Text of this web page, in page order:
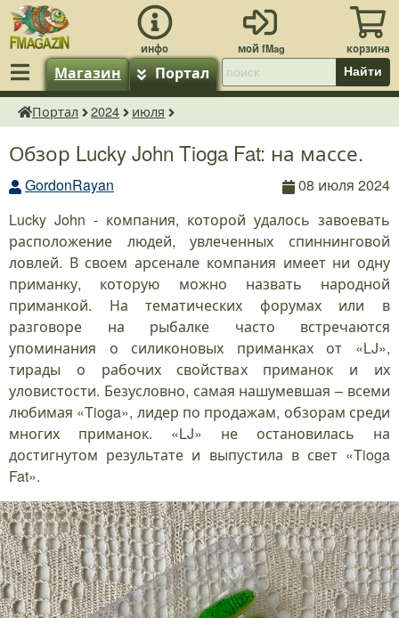
Магазин Портал Найти
fMagazin.ru
Портал 2024 июля
Обзор Lucky John Tioga Fat: на массе.
GordonRayan
08 июля 2024
Lucky John - компания, которой удалось завоевать
расположение людей, увлеченных спиннинговой
ловлей. В своем арсенале компания имеет ни одну
приманку, которую можно назвать народной
приманкой. На тематических форумах или в
разговоре на рыбалке часто встречаются
упоминания о силиконовых приманках от «LJ»,
тирады о рабочих свойствах приманок и их
уловистости. Безусловно, самая нашумевшая – всеми
любимая «Tioga», лидер по продажам, обзорам среди
многих приманок. «LJ» не остановилась на
достигнутом результате и выпустила в свет «Tioga
Fat».